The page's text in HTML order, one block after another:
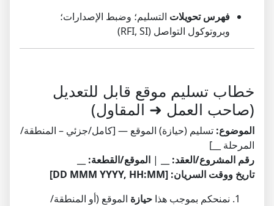
فهرس تحويلات التسليم؛ وضبط الإصدارات؛
وبروتوكول التواصل (RFI, SI)
خطاب تسليم موقع قابل للتعديل
(صاحب العمل ➜ المقاول)
الموضوع: تسليم (حيازة) الموقع — [كامل/جزئي – المنطقة/
المرحلة __]
رقم المشروع/العقد: __ | الموقع/القطعة:
تاريخ ووقت السريان: [DD MMM YYYY, HH:MM]
نمنحكم بموجب هذا حيازة الموقع (أو المنطقة/